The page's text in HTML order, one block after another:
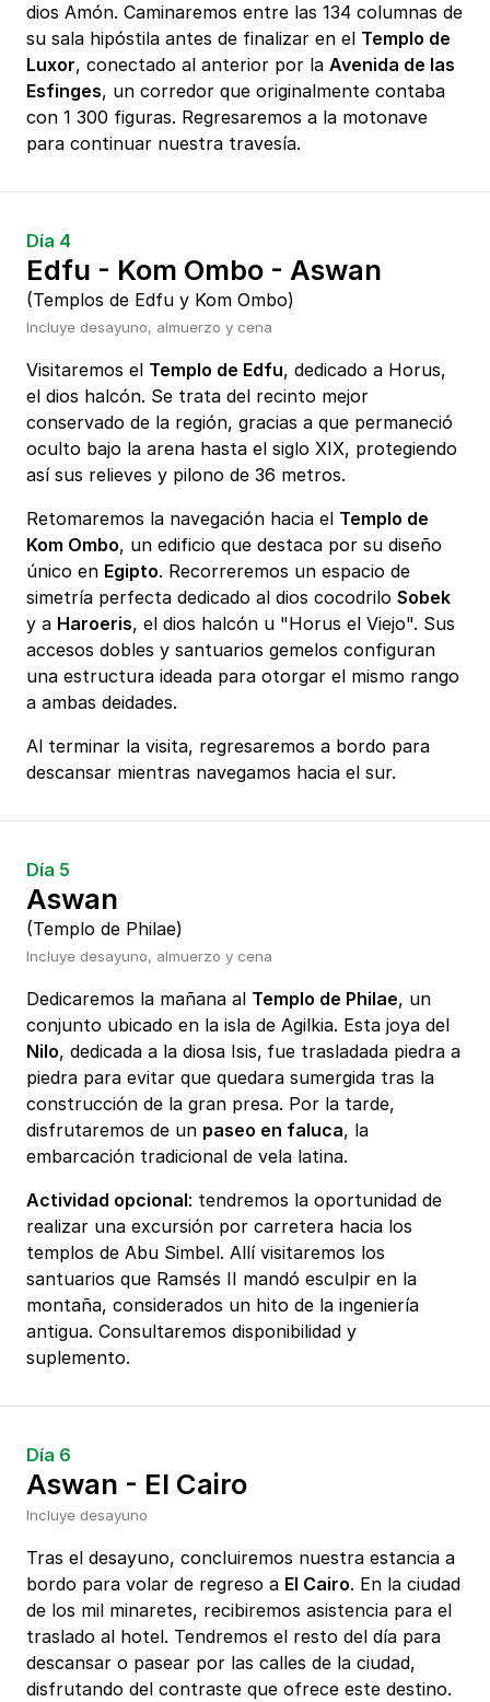
dios Amón. Caminaremos entre las 134 columnas de
su sala hipóstila antes de finalizar en el Templo de
Luxor, conectado al anterior por la Avenida de las
Esfinges, un corredor que originalmente contaba
con 1 300 figuras. Regresaremos a la motonave
para continuar nuestra travesía.
Día 4
Edfu - Kom Ombo - Aswan
(Templos de Edfu y Kom Ombo)
Incluye desayuno, almuerzo y cena
Visitaremos el Templo de Edfu, dedicado a Horus,
el dios halcón. Se trata del recinto mejor
conservado de la región, gracias a que permaneció
oculto bajo la arena hasta el siglo XIX, protegiendo
así sus relieves y pilono de 36 metros.
Retomaremos la navegación hacia el Templo de
Kom Ombo, un edificio que destaca por su diseño
único en Egipto. Recorreremos un espacio de
simetría perfecta dedicado al dios cocodrilo Sobek
y a Haroeris, el dios halcón u "Horus el Viejo". Sus
accesos dobles y santuarios gemelos configuran
una estructura ideada para otorgar el mismo rango
a ambas deidades.
Al terminar la visita, regresaremos a bordo para
descansar mientras navegamos hacia el sur.
Día 5
Aswan
(Templo de Philae)
Incluye desayuno, almuerzo y cena
Dedicaremos la mañana al Templo de Philae, un
conjunto ubicado en la isla de Agilkia. Esta joya del
Nilo, dedicada a la diosa Isis, fue trasladada piedra a
piedra para evitar que quedara sumergida tras la
construcción de la gran presa. Por la tarde,
disfrutaremos de un paseo en faluca, la
embarcación tradicional de vela latina.
Actividad opcional: tendremos la oportunidad de
realizar una excursión por carretera hacia los
templos de Abu Simbel. Allí visitaremos los
santuarios que Ramsés II mandó esculpir en la
montaña, considerados un hito de la ingeniería
antigua. Consultaremos disponibilidad y
suplemento.
Día 6
Aswan - El Cairo
Incluye desayuno
Tras el desayuno, concluiremos nuestra estancia a
bordo para volar de regreso a El Cairo. En la ciudad
de los mil minaretes, recibiremos asistencia para el
traslado al hotel. Tendremos el resto del día para
descansar o pasear por las calles de la ciudad,
disfrutando del contraste que ofrece este destino.